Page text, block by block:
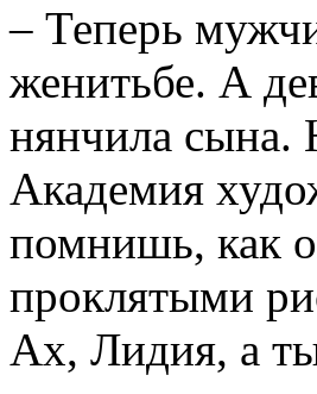
– Теперь
женитьбе. А
нянчила сына.
Академия
помнишь, как
проклятыми
Ах, Лидия, а